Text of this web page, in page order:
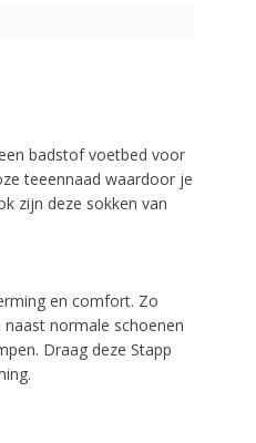
badstof voetbed voor
teeennaad waardoor je
zijn deze sokken van
en comfort. Zo
normale schoenen
Draag deze Stapp